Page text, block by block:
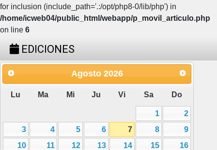
for inclusion (include_path='.:/opt/php8-0/lib/php') in
/home/icweb04/public_html/webapp/p_movil_articulo.php
on line 6
EDICIONES
Agosto 2026
Lu Ma Mi Ju Vi Sa Do
1
2
3
4 5 6 7 8
9
10
11 12 13 14 15
16